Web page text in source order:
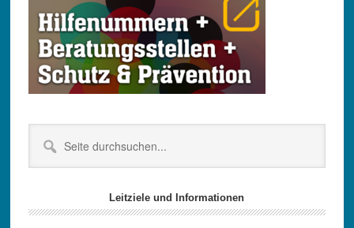
durchsuchen...
Leitziele und Informationen